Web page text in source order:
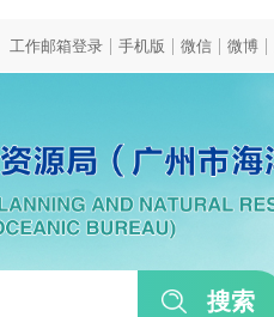
工作邮箱登录 | 手机版 | 微信 | 微博 |